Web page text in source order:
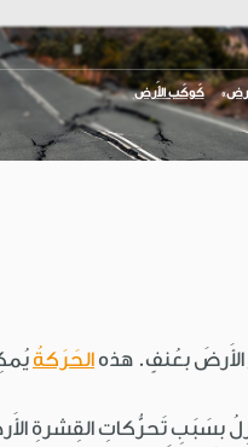
كَوكَب الأَرض
الأَرضَ بعُنفٍ. هذه الحَرَكةُ
بسَبَبِ تَحرُّكاتِ القِشرةِ